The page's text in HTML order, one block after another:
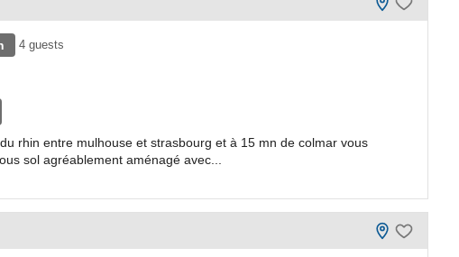
4 guests
rhin entre mulhouse et strasbourg et à 15 mn de colmar vous
sol agréablement aménagé avec...